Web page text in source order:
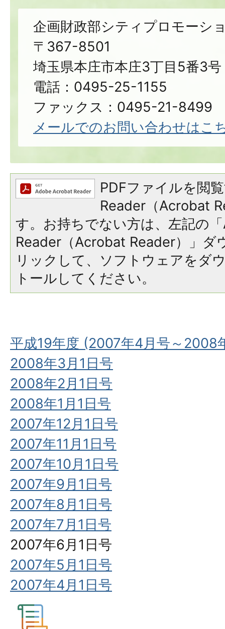
企画財政部シティプロモーシ
〒367-8501
埼玉県本庄市本庄3丁目5番3号
電話：0495-25-1155
ファックス：0495-21-8499
メールでのお問い合わせはこ
PDFファイルを閲
Reader（Acrobat
す。お持ちでない方は、左記の
Reader（Acrobat Reader）」ダ
リックして、ソフトウェアをダ
トールしてください。
平成19年度 (2007年4月号～2008
2008年3月1日号
2008年2月1日号
2008年1月1日号
2007年12月1日号
2007年11月1日号
2007年10月1日号
2007年9月1日号
2007年8月1日号
2007年7月1日号
2007年6月1日号
2007年5月1日号
2007年4月1日号